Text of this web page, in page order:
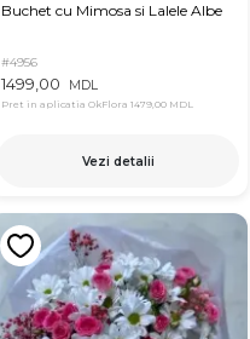
Buchet cu Mimosa si Lalele Albe
#4956
1499,00 MDL
Pret in aplicatia OkFlora 1479,00 MDL
Vezi detalii